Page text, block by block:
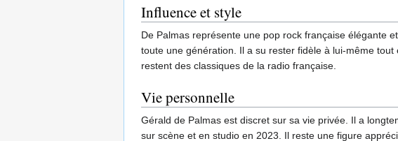
Influence et style
De Palmas représente une pop rock française élégante
toute une génération. Il a su rester fidèle à lui-même
restent des classiques de la radio française.
Vie personnelle
Gérald de Palmas est discret sur sa vie privée. Il a
sur scène et en studio en 2023. Il reste une figure